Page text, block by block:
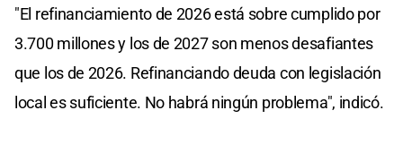
"El refinanciamiento de 2026 está sobre cumplido por
3.700 millones y los de 2027 son menos desafiantes
que los de 2026. Refinanciando deuda con legislación
local es suficiente. No habrá ningún problema", indicó.